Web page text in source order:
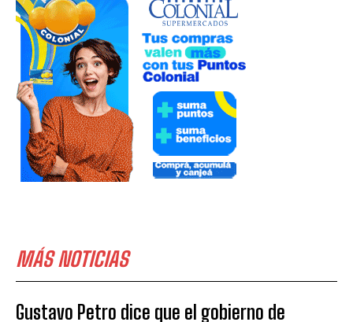
MÁS NOTICIAS
Gustavo Petro dice que el gobierno de